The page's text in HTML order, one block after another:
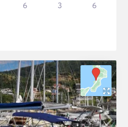
6 3 6